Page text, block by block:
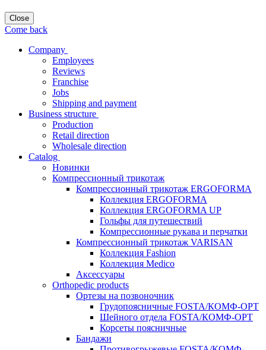
Close
Come back
Company
Employees
Reviews
Franchise
Jobs
Shipping and payment
Business structure
Production
Retail direction
Wholesale direction
Catalog
Новинки
Компрессионный трикотаж
Компрессионный трикотаж ERGOFORMA
Коллекция ERGOFORMA
Коллекция ERGOFORMA UP
Гольфы для путешествий
Компрессионные рукава и перчатки
Компрессионный трикотаж VARISAN
Коллекция Fashion
Коллекция Medico
Аксессуары
Orthopedic products
Ортезы на позвоночник
Грудопоясничные FOSTA/КОМФ-ОРТ
Шейного отдела FOSTA/КОМФ-ОРТ
Корсеты поясничные
Бандажи